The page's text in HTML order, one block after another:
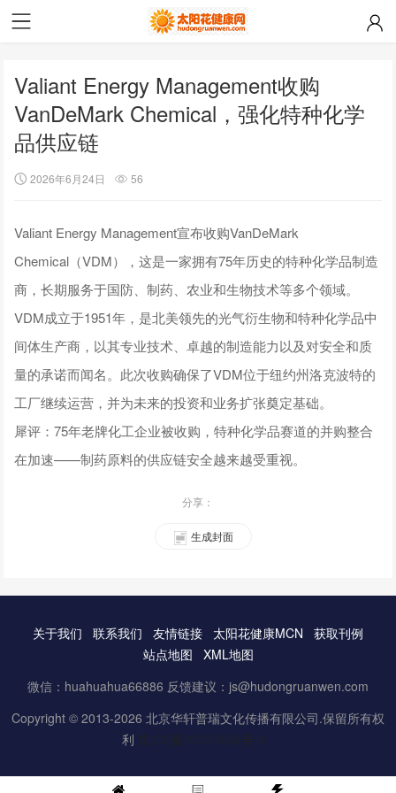
Valiant Energy Management收购
VanDeMark Chemical，强化特种化学
品供应链
2026年6月24日 56
Valiant Energy Management宣布收购VanDeMark
Chemical（VDM），这是一家拥有75年历史的特种化学品制造
商，长期服务于国防、制药、农业和生物技术等多个领域。
VDM成立于1951年，是北美领先的光气衍生物和特种化学品中
间体生产商，以其专业技术、卓越的制造能力以及对安全和质
量的承诺而闻名。此次收购确保了VDM位于纽约州洛克波特的
工厂继续运营，并为未来的投资和业务扩张奠定基础。
犀评：75年老牌化工企业被收购，特种化学品赛道的并购整合
在加速——制药原料的供应链安全越来越受重视。
分享：
生成封面
关于我们 联系我们 友情链接 太阳花健康MCN
获取刊例
站点地图
XML地图
微信：huahuahua66886 反馈建议：js@hudongruanwen.com
Copyright © 2013-2026 北京华轩普瑞文化传播有限公司.保留所有权
利 京ICP备16061888号-3